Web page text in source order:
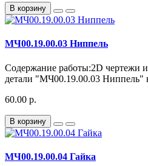
В корзину
МЧ00.19.00.03 Ниппель
Содержание работы:2D чертежи
детали "МЧ00.19.00.03 Ниппель"
60.00 р.
В корзину
МЧ00.19.00.04 Гайка